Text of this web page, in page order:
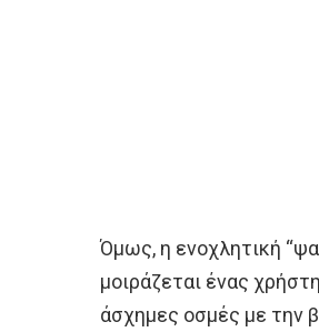
Όμως, η ενοχλητική
μοιράζεται ένας
άσχημες οσμές με την